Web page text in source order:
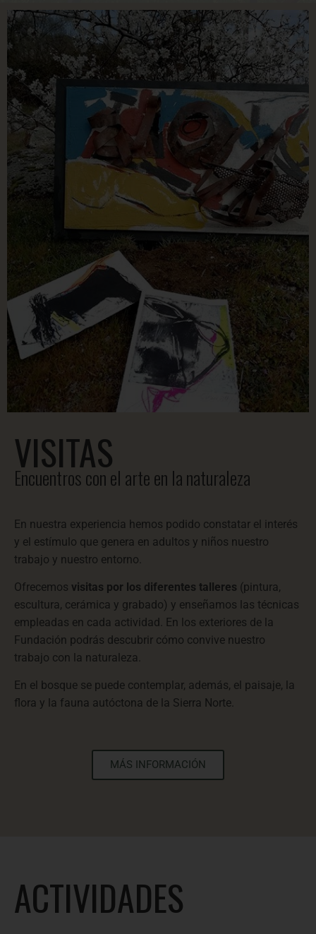
VISITAS
Encuentros con el arte en la naturaleza
En nuestra experiencia hemos podido constatar el interés
y el estímulo que genera en adultos y niños nuestro
trabajo y nuestro entorno.
Ofrecemos visitas por los diferentes talleres (pintura,
escultura, cerámica y grabado) y enseñamos las técnicas
empleadas en cada actividad. En los exteriores de la
Fundación podrás descubrir cómo convive nuestro
trabajo con la naturaleza.
En el bosque se puede contemplar, además, el paisaje, la
flora y la fauna autóctona de la Sierra Norte.
MÁS INFORMACIÓN
ACTIVIDADES